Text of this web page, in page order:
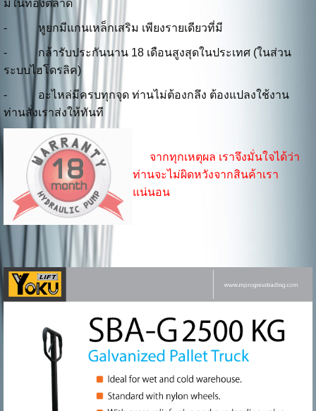
มีในท้องตลาด
- หูยกมีแกนเหล็กเสริม เพียงรายเดียวที่มี
- กล้ารับประกันนาน 18 เดือนสูงสุดในประเทศ (ในส่วน
ระบบไฮโดรลิค)
- อะไหล่มีครบทุกจุด ท่านไม่ต้องกลึง ต้องแปลงใช้งาน
ท่านสั่งเราส่งให้ทันที
จากทุกเหตุผล เราจึงมั่นใจได้ว่า
ท่านจะไม่ผิดหวังจากสินค้าเรา
แน่นอน